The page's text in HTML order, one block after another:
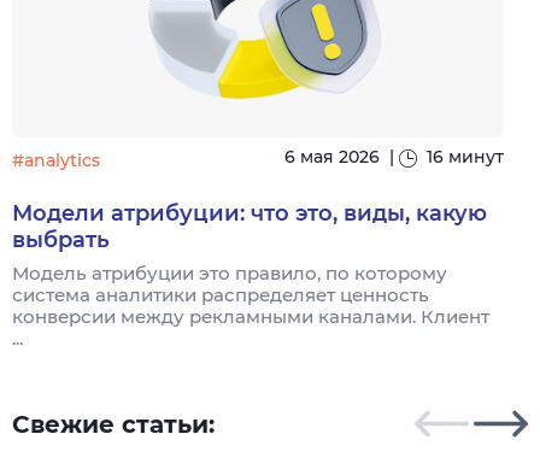
#analytics 6 мая 2026 | 16 минут
Модели атрибуции: что это, виды, какую
выбрать
Модель атрибуции это правило, по которому
система аналитики распределяет ценность
конверсии между рекламными каналами. Клиент
...
Свежие статьи: